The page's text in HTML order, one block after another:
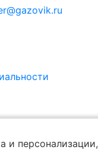
и персонализации,